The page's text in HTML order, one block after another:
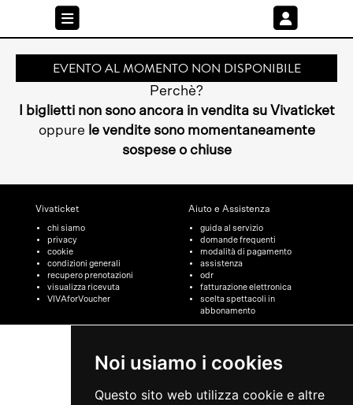
Noi usiamo i cookies
Questo sito web utilizza cookie e altre
EVENTO AL MOMENTO NON DISPONIBILE
Perchè?
I biglietti non sono ancora in vendita su Vivaticket
oppure le vendite sono momentaneamente
sospese o chiuse
Vivaticket
chi siamo
privacy
cookie
condizioni generali
recupero prenotazioni
visualizza ricevuta
VIVAforVoucher
Aiuto e Assistenza
guida al servizio
domande frequenti
modalità di pagamento
assistenza
odr
fatturazione elettronica
scelta spettacoli in
abbonamento